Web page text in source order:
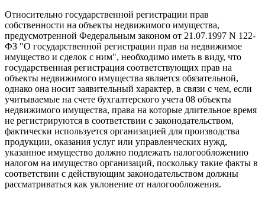
Относительно государственной регистрации прав
собственности на объекты недвижимого имущества,
предусмотренной Федеральным законом от 21.07.1997 N 122-
ФЗ "О государственной регистрации прав на недвижимое
имущество и сделок с ним", необходимо иметь в виду, что
государственная регистрация соответствующих прав на
объекты недвижимого имущества является обязательной,
однако она носит заявительный характер, в связи с чем, если
учитываемые на счете бухгалтерского учета 08 объекты
недвижимого имущества, права на которые длительное время
не регистрируются в соответствии с законодательством,
фактически используется организацией для производства
продукции, оказания услуг или управленческих нужд,
указанное имущество должно подлежать налогообложению
налогом на имущество организаций, поскольку такие факты в
соответствии с действующим законодательством должны
рассматриваться как уклонение от налогообложения.